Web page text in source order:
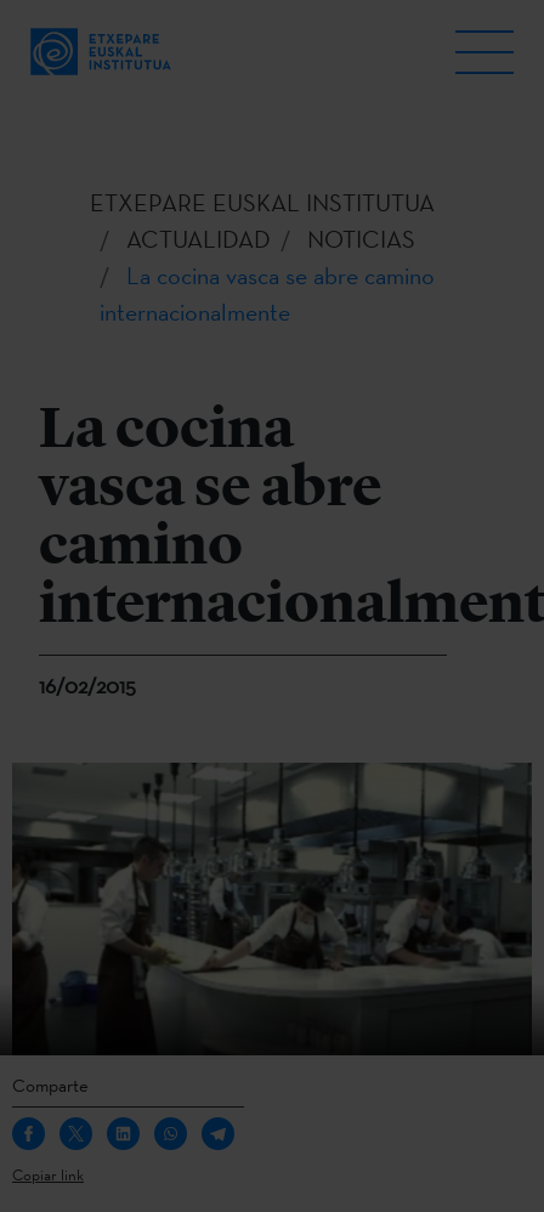
ETXEPARE EUSKAL INSTITUTUA
ACTUALIDAD
NOTICIAS
La cocina vasca se abre camino
internacionalmente
La cocina
vasca se abre
camino
16/02/2015
Comparte
Copiar link